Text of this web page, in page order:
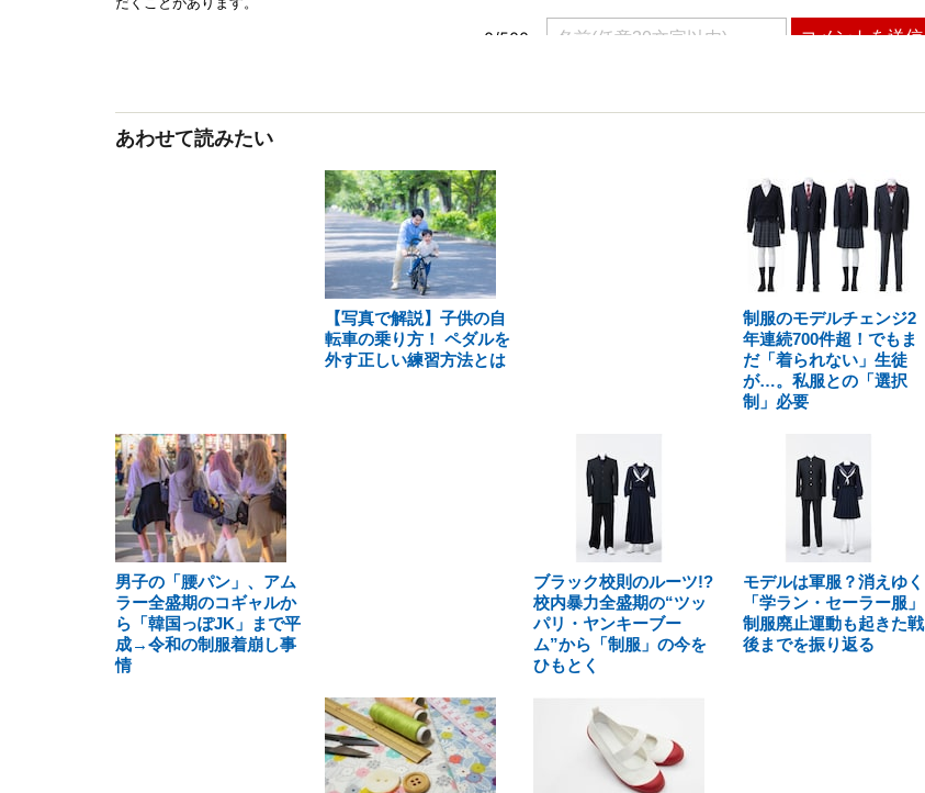
あわせて読みたい
【写真で解説】子供の自
転車の乗り方！ ペダルを
外す正しい練習方法とは
制服のモデルチェンジ2
年連続700件超！でもま
だ「着られない」生徒
が…。私服との「選択
制」必要
男子の「腰パン」、アム
ラー全盛期のコギャルか
ら「韓国っぽJK」まで平
成→令和の制服着崩し事
情
ブラック校則のルーツ!?
校内暴力全盛期の“ツッ
パリ・ヤンキーブー
ム”から「制服」の今を
ひもとく
モデルは軍服？消えゆく
「学ラン・セーラー服」
制服廃止運動も起きた戦
後までを振り返る